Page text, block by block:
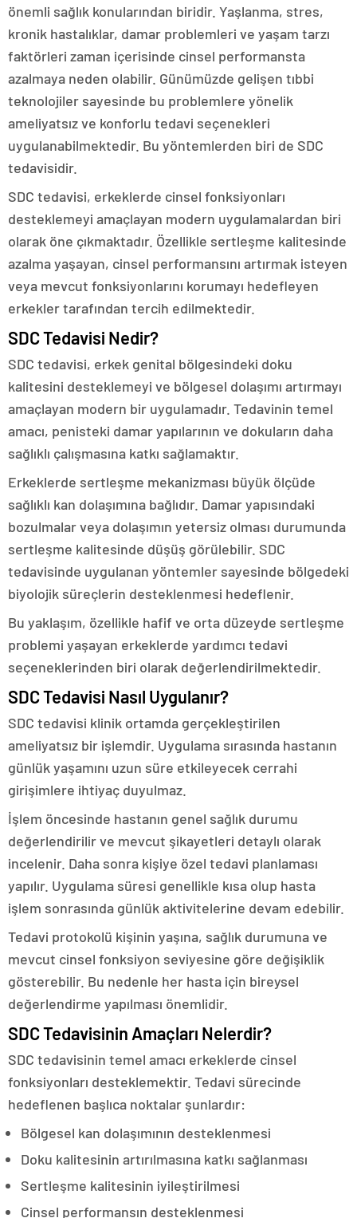
önemli sağlık konularından biridir. Yaşlanma, stres,
kronik hastalıklar, damar problemleri ve yaşam tarzı
faktörleri zaman içerisinde cinsel performansta
azalmaya neden olabilir. Günümüzde gelişen tıbbi
teknolojiler sayesinde bu problemlere yönelik
ameliyatsız ve konforlu tedavi seçenekleri
uygulanabilmektedir. Bu yöntemlerden biri de SDC
tedavisidir.
SDC tedavisi, erkeklerde cinsel fonksiyonları
desteklemeyi amaçlayan modern uygulamalardan biri
olarak öne çıkmaktadır. Özellikle sertleşme kalitesinde
azalma yaşayan, cinsel performansını artırmak isteyen
veya mevcut fonksiyonlarını korumayı hedefleyen
erkekler tarafından tercih edilmektedir.
SDC Tedavisi Nedir?
SDC tedavisi, erkek genital bölgesindeki doku
kalitesini desteklemeyi ve bölgesel dolaşımı artırmayı
amaçlayan modern bir uygulamadır. Tedavinin temel
amacı, penisteki damar yapılarının ve dokuların daha
sağlıklı çalışmasına katkı sağlamaktır.
Erkeklerde sertleşme mekanizması büyük ölçüde
sağlıklı kan dolaşımına bağlıdır. Damar yapısındaki
bozulmalar veya dolaşımın yetersiz olması durumunda
sertleşme kalitesinde düşüş görülebilir. SDC
tedavisinde uygulanan yöntemler sayesinde bölgedeki
biyolojik süreçlerin desteklenmesi hedeflenir.
Bu yaklaşım, özellikle hafif ve orta düzeyde sertleşme
problemi yaşayan erkeklerde yardımcı tedavi
seçeneklerinden biri olarak değerlendirilmektedir.
SDC Tedavisi Nasıl Uygulanır?
SDC tedavisi klinik ortamda gerçekleştirilen
ameliyatsız bir işlemdir. Uygulama sırasında hastanın
günlük yaşamını uzun süre etkileyecek cerrahi
girişimlere ihtiyaç duyulmaz.
İşlem öncesinde hastanın genel sağlık durumu
değerlendirilir ve mevcut şikayetleri detaylı olarak
incelenir. Daha sonra kişiye özel tedavi planlaması
yapılır. Uygulama süresi genellikle kısa olup hasta
işlem sonrasında günlük aktivitelerine devam edebilir.
Tedavi protokolü kişinin yaşına, sağlık durumuna ve
mevcut cinsel fonksiyon seviyesine göre değişiklik
gösterebilir. Bu nedenle her hasta için bireysel
değerlendirme yapılması önemlidir.
SDC Tedavisinin Amaçları Nelerdir?
SDC tedavisinin temel amacı erkeklerde cinsel
fonksiyonları desteklemektir. Tedavi sürecinde
hedeflenen başlıca noktalar şunlardır:
Bölgesel kan dolaşımının desteklenmesi
Doku kalitesinin artırılmasına katkı sağlanması
Sertleşme kalitesinin iyileştirilmesi
Cinsel performansın desteklenmesi